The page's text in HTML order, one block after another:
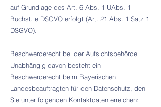
auf Grundlage des Art. 6 Abs. 1 UAbs. 1
Buchst. e DSGVO erfolgt (Art. 21 Abs. 1 Satz 1
DSGVO).
Beschwerderecht bei der Aufsichtsbehörde
Unabhängig davon besteht ein
Beschwerderecht beim Bayerischen
Landesbeauftragten für den Datenschutz, den
Sie unter folgenden Kontaktdaten erreichen: